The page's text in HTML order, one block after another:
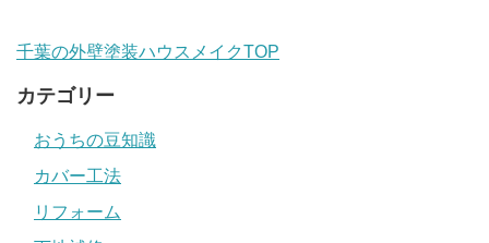
千葉の外壁塗装ハウスメイクTOP
カテゴリー
おうちの豆知識
カバー工法
リフォーム